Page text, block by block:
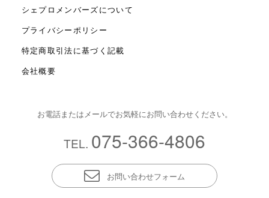
シェプロメンバーズについて
プライバシーポリシー
特定商取引法に基づく記載
会社概要
お電話またはメールでお気軽にお問い合わせください。
TEL. 075-366-4806
お問い合わせフォーム